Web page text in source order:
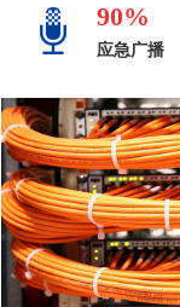
90%
应急广播